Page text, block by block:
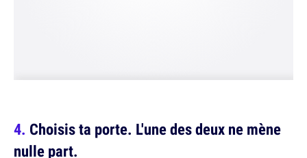
Choisis ta porte. L'une des deux ne mène
nulle part.